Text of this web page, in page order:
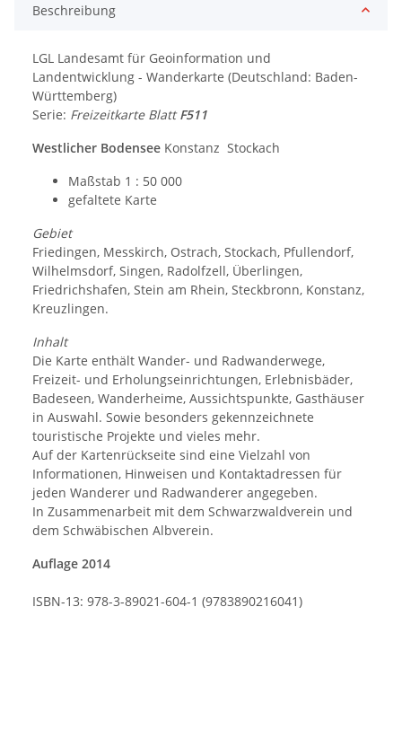
Beschreibung
LGL Landesamt für Geoinformation und
Landentwicklung - Wanderkarte (Deutschland: Baden-
Württemberg)
Serie: Freizeitkarte BlattF511
Westlicher Bodensee Konstanz Stockach
Maßstab 1 : 50 000
gefaltete Karte
Gebiet
Friedingen, Messkirch, Ostrach, Stockach, Pfullendorf,
Wilhelmsdorf, Singen, Radolfzell, Überlingen,
Friedrichshafen, Stein am Rhein, Steckbronn, Konstanz,
Kreuzlingen.
Inhalt
Die Karte enthält Wander- und Radwanderwege,
Freizeit- und Erholungseinrichtungen, Erlebnisbäder,
Badeseen, Wanderheime, Aussichtspunkte, Gasthäuser
in Auswahl. Sowie besonders gekennzeichnete
touristische Projekte und vieles mehr.
Auf der Kartenrückseite sind eine Vielzahl von
Informationen, Hinweisen und Kontaktadressen für
jeden Wanderer und Radwanderer angegeben.
In Zusammenarbeit mit dem Schwarzwaldverein und
dem Schwäbischen Albverein.
Auflage 2014
ISBN-13: 978-3-89021-604-1 (9783890216041)